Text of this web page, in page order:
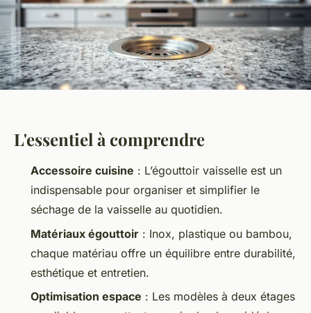
L'essentiel à comprendre
Accessoire cuisine : L’égouttoir vaisselle est un
indispensable pour organiser et simplifier le
séchage de la vaisselle au quotidien.
Matériaux égouttoir : Inox, plastique ou bambou,
chaque matériau offre un équilibre entre durabilité,
esthétique et entretien.
Optimisation espace : Les modèles à deux étages